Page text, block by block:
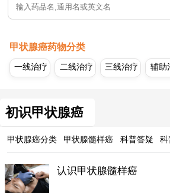
甲状腺癌药物分类
一线治疗 二线治疗 三线治疗 辅助
初识甲状腺癌
甲状腺癌分类 甲状腺髓样癌 科普答疑 科
认识甲状腺髓样癌